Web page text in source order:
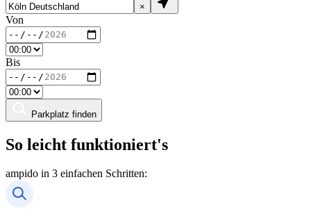
×
Von
Bis
Parkplatz finden
So leicht funktioniert's
ampido in 3 einfachen Schritten: